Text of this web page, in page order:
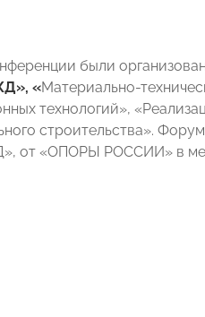
были
«Материально-
технологий»,
строительства». Форум
от «ОПОРЫ РОССИИ» в